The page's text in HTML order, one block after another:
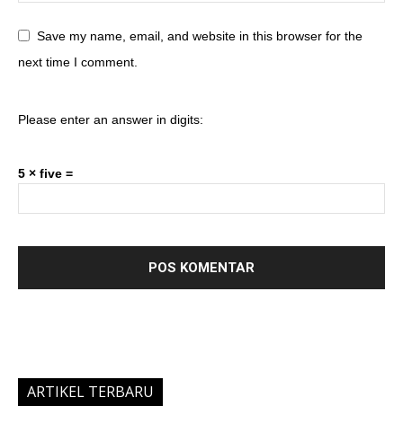
Save my name, email, and website in this browser for the
next time I comment.
Please enter an answer in digits:
5 × five =
ARTIKEL TERBARU